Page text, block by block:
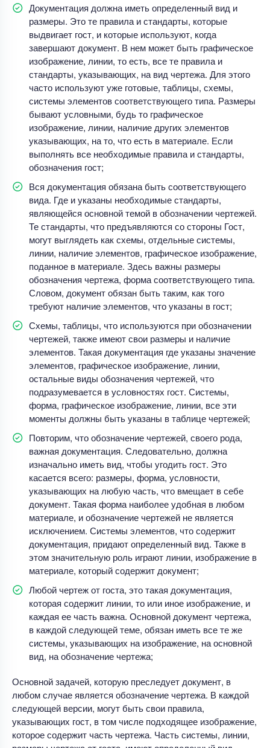
Документация должна иметь определенный вид и
размеры. Это те правила и стандарты, которые
выдвигает гост, и которые используют, когда
завершают документ. В нем может быть графическое
изображение, линии, то есть, все те правила и
стандарты, указывающих, на вид чертежа. Для этого
часто используют уже готовые, таблицы, схемы,
системы элементов соответствующего типа. Размеры
бывают условными, будь то графическое
изображение, линии, наличие других элементов
указывающих, на то, что есть в материале. Если
выполнять все необходимые правила и стандарты,
обозначения гост;
Вся документация обязана быть соответствующего
вида. Где и указаны необходимые стандарты,
являющейся основной темой в обозначении чертежей.
Те стандарты, что предъявляются со стороны Гост,
могут выглядеть как схемы, отдельные системы,
линии, наличие элементов, графическое изображение,
поданное в материале. Здесь важны размеры
обозначения чертежа, форма соответствующего типа.
Словом, документ обязан быть таким, как того
требуют наличие элементов, что указаны в гост;
Схемы, таблицы, что используются при обозначении
чертежей, также имеют свои размеры и наличие
элементов. Такая документация где указаны значение
элементов, графическое изображение, линии,
остальные виды обозначения чертежей, что
подразумевается в условностях гост. Системы,
форма, графическое изображение, линии, все эти
моменты должны быть указаны в таблице чертежей;
Повторим, что обозначение чертежей, своего рода,
важная документация. Следовательно, должна
изначально иметь вид, чтобы угодить гост. Это
касается всего: размеры, форма, условности,
указывающих на любую часть, что вмещает в себе
документ. Такая форма наиболее удобная в любом
материале, и обозначение чертежей не является
исключением. Системы элементов, что содержит
документация, придают определенный вид. Также в
этом значительную роль играют линии, изображение в
материале, который содержит документ;
Любой чертеж от госта, это такая документация,
которая содержит линии, то или иное изображение, и
каждая ее часть важна. Основной документ чертежа,
в каждой следующей теме, обязан иметь все те же
системы, указывающих на изображение, на основной
вид, на обозначение чертежа;
Основной задачей, которую преследует документ, в
любом случае является обозначение чертежа. В каждой
следующей версии, могут быть свои правила,
указывающих гост, в том числе подходящее изображение,
которое содержит часть чертежа. Часть системы, линии,